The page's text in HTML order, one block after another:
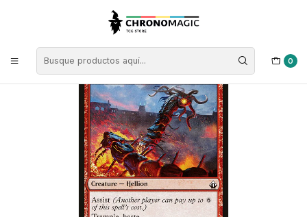
0
Singles de Magic: The Gathering
Magma Hellion | EN | NM | BBD